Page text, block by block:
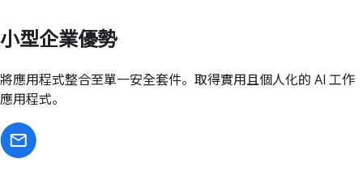
小型企業優勢
將應用程式整合至單一安全套件。取得實用且個人化的 AI 工作
應用程式。